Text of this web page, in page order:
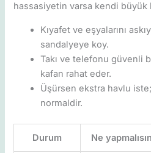
hassasiyetin varsa kendi
Kıyafet ve eşyalarını
sandalyeye koy.
Takı ve telefonu güvenli
kafan rahat eder.
Üşürsen ekstra havlu
normaldir.
Durum Ne yapmalısın